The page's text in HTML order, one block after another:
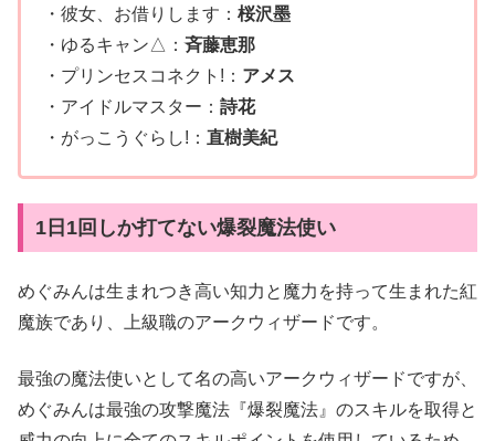
・彼女、お借りします： 桜沢墨
・ゆるキャン△：斉藤恵那
・プリンセスコネクト!： アメス
・アイドルマスター： 詩花
・がっこうぐらし!： 直樹美紀
1日1回しか打てない爆裂魔法使い
めぐみんは生まれつき高い知力と魔力を持って生まれた紅
魔族であり、上級職のアークウィザードです。
最強の魔法使いとして名の高いアークウィザードですが、
めぐみんは最強の攻撃魔法『爆裂魔法』のスキルを取得と